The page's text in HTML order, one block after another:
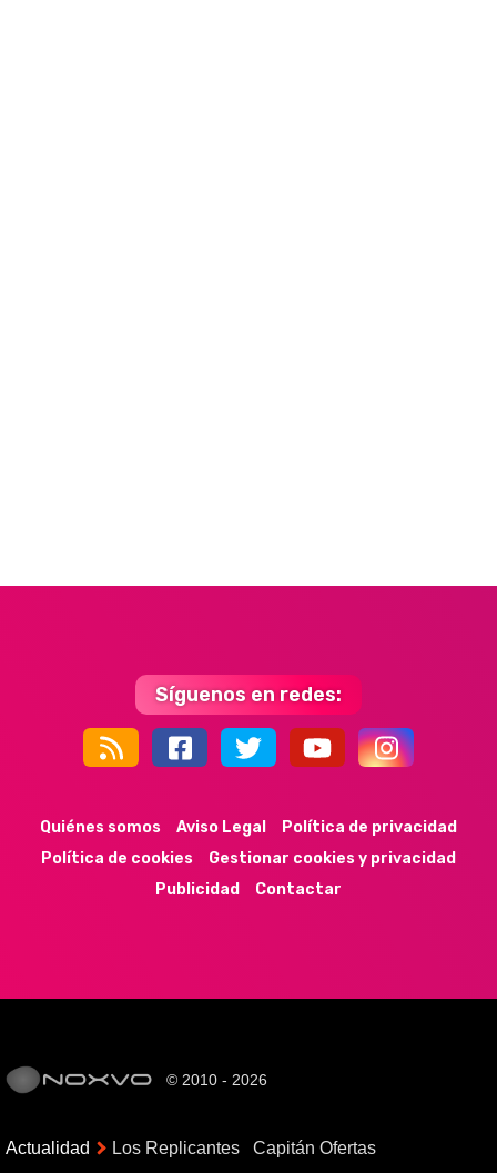
Síguenos en redes:
44k 9k 35k 352
Quiénes somos Aviso Legal
Política de privacidad
Política de cookies
Gestionar cookies y privacidad
Publicidad
Contactar
© 2010 - 2026
Actualidad Los Replicantes Capitán Ofertas